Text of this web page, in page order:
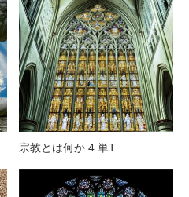
宗教とは何か 4 単T